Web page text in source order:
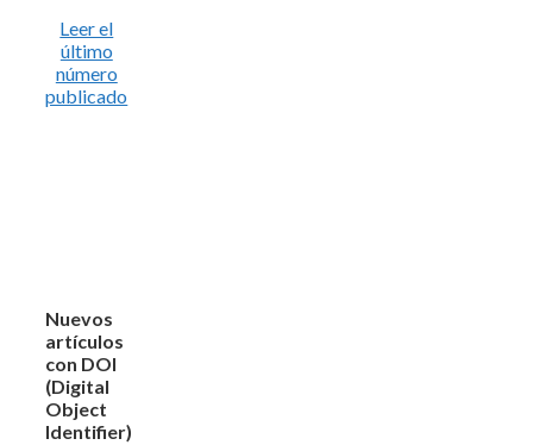
Leer el
último
número
publicado
Nuevos
artículos
con DOI
(Digital
Object
Identifier)